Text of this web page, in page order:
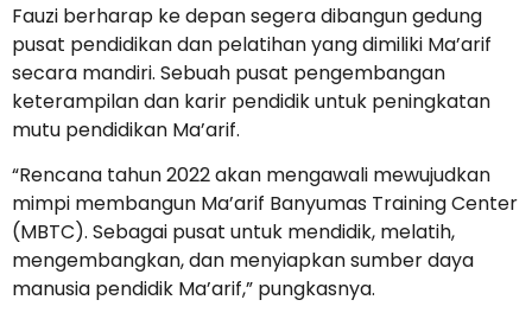
Fauzi berharap ke depan segera dibangun gedung
pusat pendidikan dan pelatihan yang dimiliki Ma’arif
secara mandiri. Sebuah pusat pengembangan
keterampilan dan karir pendidik untuk peningkatan
mutu pendidikan Ma’arif.
“Rencana tahun 2022 akan mengawali mewujudkan
mimpi membangun Ma’arif Banyumas Training Center
(MBTC). Sebagai pusat untuk mendidik, melatih,
mengembangkan, dan menyiapkan sumber daya
manusia pendidik Ma’arif,” pungkasnya.